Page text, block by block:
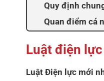
Quy định
Quan điểm cá
Luật điện
Luật Điện lực mới